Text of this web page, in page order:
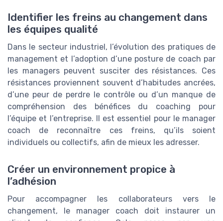
Identifier les freins au changement dans
les équipes qualité
Dans le secteur industriel, l’évolution des pratiques de
management et l’adoption d’une posture de coach par
les managers peuvent susciter des résistances. Ces
résistances proviennent souvent d’habitudes ancrées,
d’une peur de perdre le contrôle ou d’un manque de
compréhension des bénéfices du coaching pour
l’équipe et l’entreprise. Il est essentiel pour le manager
coach de reconnaître ces freins, qu’ils soient
individuels ou collectifs, afin de mieux les adresser.
Créer un environnement propice à
l’adhésion
Pour accompagner les collaborateurs vers le
changement, le manager coach doit instaurer un